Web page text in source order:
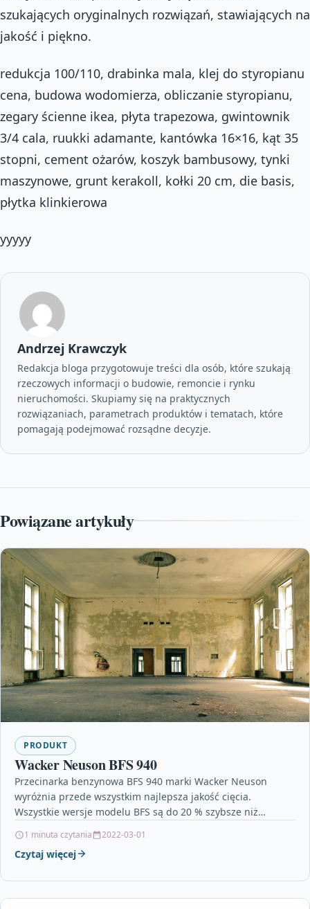
szukających oryginalnych rozwiązań, stawiających na
jakość i piękno.
redukcja 100/110, drabinka mala, klej do styropianu
cena, budowa wodomierza, obliczanie styropianu,
zegary ścienne ikea, płyta trapezowa, gwintownik
3/4 cala, ruukki adamante, kantówka 16×16, kąt 35
stopni, cement ożarów, koszyk bambusowy, tynki
maszynowe, grunt kerakoll, kołki 20 cm, die basis,
płytka klinkierowa
yyyyy
Andrzej Krawczyk
Redakcja bloga przygotowuje treści dla osób, które szukają
rzeczowych informacji o budowie, remoncie i rynku
nieruchomości. Skupiamy się na praktycznych
rozwiązaniach, parametrach produktów i tematach, które
pomagają podejmować rozsądne decyzje.
Powiązane artykuły
PRODUKT
Wacker Neuson BFS 940
Przecinarka benzynowa BFS 940 marki Wacker Neuson
wyróżnia przede wszystkim najlepsza jakość cięcia.
Wszystkie wersje modelu BFS są do 20 % szybsze niż
1 minuta czytania 2022-03-01
Czytaj więcej